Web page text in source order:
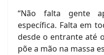
“Não falta gente
específica. Falta em
desde o entrante até
põe a mão na massa